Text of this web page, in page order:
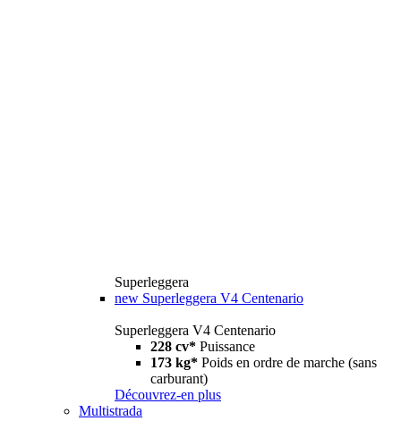
Superleggera
new Superleggera V4 Centenario
Superleggera V4 Centenario
228 cv* Puissance
173 kg* Poids en ordre de marche (sans
carburant)
Découvrez-en plus
Multistrada